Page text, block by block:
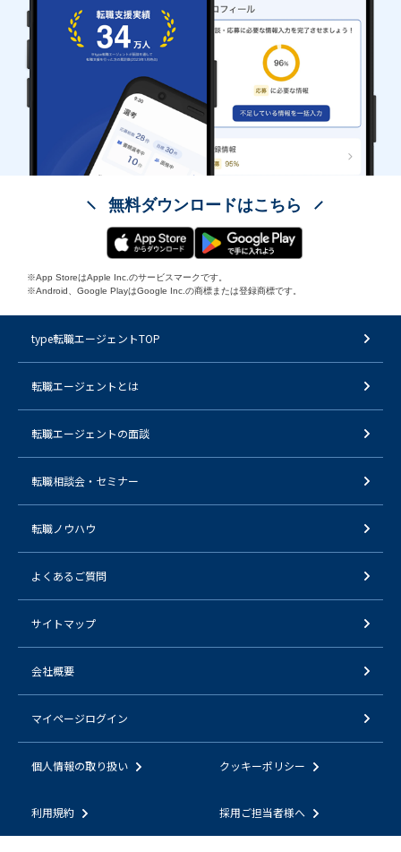
無料ダウンロードはこちら
※App StoreはApple Inc.のサービスマークです。
※Android、Google PlayはGoogle Inc.の商標または登録商標です。
type転職エージェントTOP
転職エージェントとは
転職エージェントの面談
転職相談会・セミナー
転職ノウハウ
よくあるご質問
サイトマップ
会社概要
マイページログイン
個人情報の取り扱い クッキーポリシー
利用規約 採用ご担当者様へ